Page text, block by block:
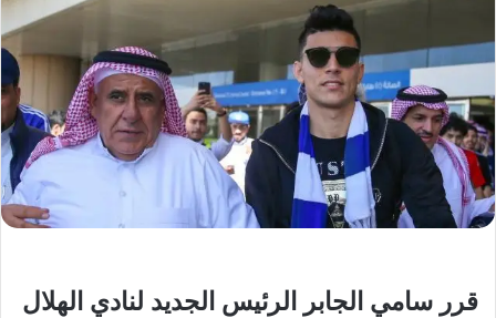
قرر سامي الجابر الرئيس الجديد لنادي الهلال